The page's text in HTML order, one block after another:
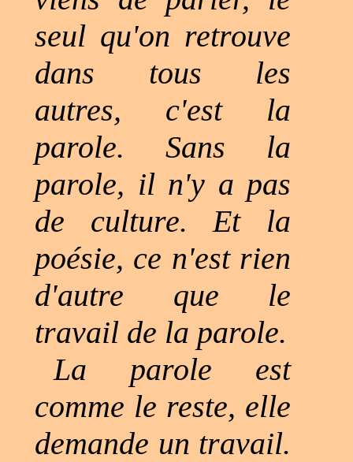
seul qu'on retrouve
dans tous les
autres, c'est la
parole. Sans la
parole, il n'y a pas
de culture. Et la
poésie, ce n'est rien
d'autre que le
travail de la parole.
La parole est
comme le reste, elle
demande un travail.